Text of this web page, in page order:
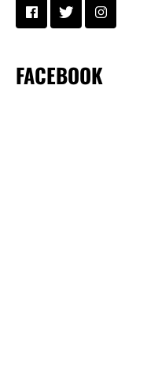
FACEBOOK